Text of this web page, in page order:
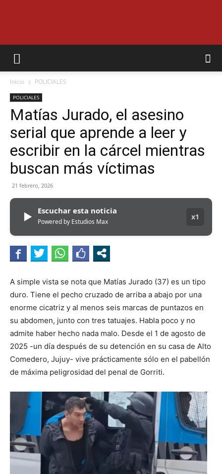
EL
Inicio POLICIALES
POLICIALES
Matías Jurado, el asesino
serial que aprende a leer y
escribir en la cárcel mientras
buscan más víctimas
21 febrero, 2026
▶ Escuchar esta noticia
Powered by Estudios Max
x1
A simple vista se nota que Matías Jurado (37) es un tipo
duro. Tiene el pecho cruzado de arriba a abajo por una
enorme cicatriz y al menos seis marcas de puntazos en
su abdomen, junto con tres tatuajes. Habla poco y no
admite haber hecho nada malo. Desde el 1 de agosto de
2025 -un día después de su detención en su casa de Alto
Comedero, Jujuy- vive prácticamente sólo en el pabellón
de máxima peligrosidad del penal de Gorriti.